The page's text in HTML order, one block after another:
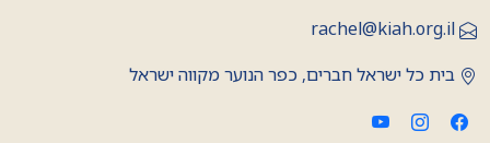
rachel@kiah.org.il
בית כל ישראל חברים, כפר הנוער מקווה ישראל